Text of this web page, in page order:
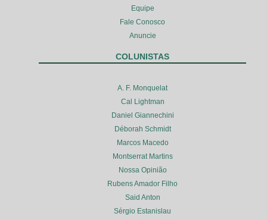
Equipe
Fale Conosco
Anuncie
COLUNISTAS
A. F. Monquelat
Cal Lightman
Daniel Giannechini
Déborah Schmidt
Marcos Macedo
Montserrat Martins
Nossa Opinião
Rubens Amador Filho
Said Anton
Sérgio Estanislau